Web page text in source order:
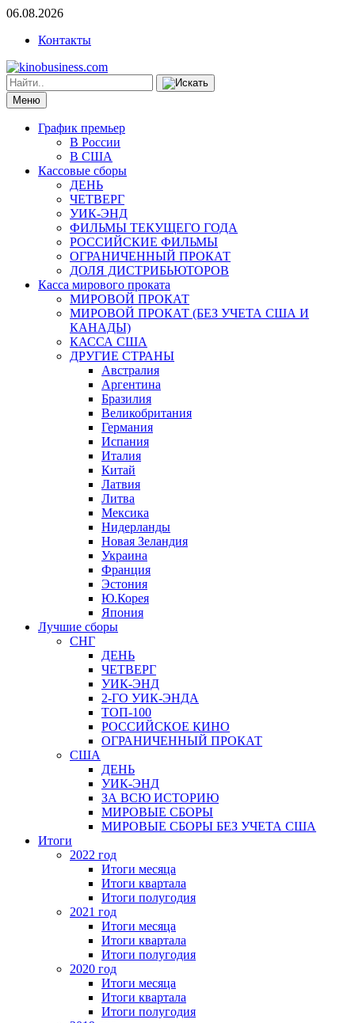
06.08.2026
Контакты
Меню
График премьер
В России
В США
Кассовые сборы
ДЕНЬ
ЧЕТВЕРГ
УИК-ЭНД
ФИЛЬМЫ ТЕКУЩЕГО ГОДА
РОССИЙСКИЕ ФИЛЬМЫ
ОГРАНИЧЕННЫЙ ПРОКАТ
ДОЛЯ ДИСТРИБЬЮТОРОВ
Касса мирового проката
МИРОВОЙ ПРОКАТ
МИРОВОЙ ПРОКАТ (БЕЗ УЧЕТА США И
КАНАДЫ)
КАССА США
ДРУГИЕ СТРАНЫ
Австралия
Аргентина
Бразилия
Великобритания
Германия
Испания
Италия
Китай
Латвия
Литва
Мексика
Нидерланды
Новая Зеландия
Украина
Франция
Эстония
Ю.Корея
Япония
Лучшие сборы
СНГ
ДЕНЬ
ЧЕТВЕРГ
УИК-ЭНД
2-ГО УИК-ЭНДА
ТОП-100
РОССИЙСКОЕ КИНО
ОГРАНИЧЕННЫЙ ПРОКАТ
США
ДЕНЬ
УИК-ЭНД
ЗА ВСЮ ИСТОРИЮ
МИРОВЫЕ СБОРЫ
МИРОВЫЕ СБОРЫ БЕЗ УЧЕТА США
Итоги
2022 год
Итоги месяца
Итоги квартала
Итоги полугодия
2021 год
Итоги месяца
Итоги квартала
Итоги полугодия
2020 год
Итоги месяца
Итоги квартала
Итоги полугодия